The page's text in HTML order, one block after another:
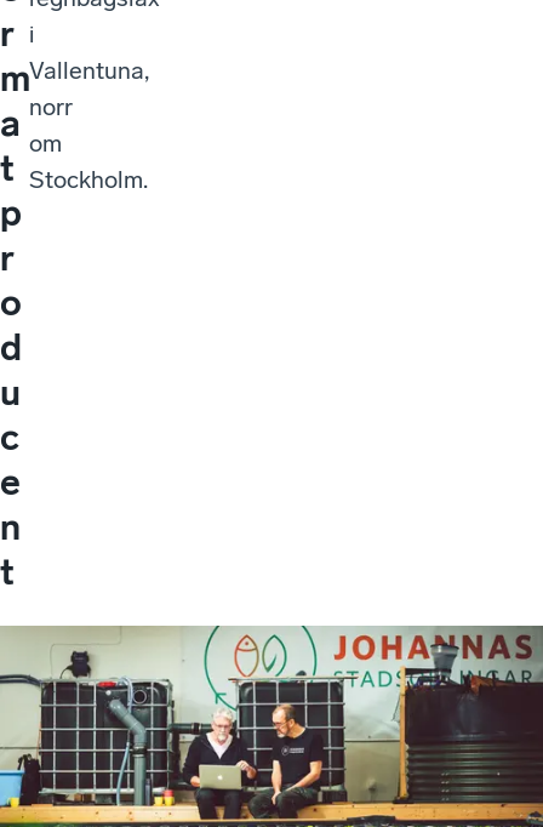
r
m
a
t
p
r
o
d
u
c
e
n
t
i
Vallentuna,
norr
om
Stockholm.